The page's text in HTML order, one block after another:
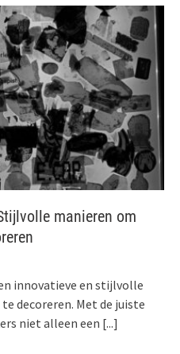
manieren om
innovatieve en stijlvolle
decoreren. Met de juiste
niet alleen een [...]